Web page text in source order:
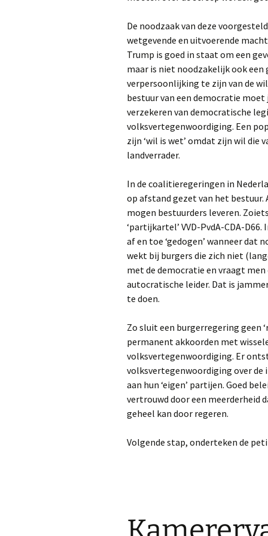
De noodzaak van deze
wetgevende en uitvoerende
Trump is goed in staat om een
maar is niet noodzakelijk ook een
verpersoonlijking te zijn van de
bestuur van een democratie
verzekeren van democratische
volksvertegenwoordiging. Een
zijn ‘wil is wet’ omdat zijn wil die
landverrader.
In de coalitieregeringen in
op afstand gezet van het
mogen bestuurders leveren.
‘partijkartel’ VVD-PvdA-CDA-
af en toe ‘gedogen’ wanneer dat
wekt bij burgers die zich niet
met de democratie en vraagt
autocratische leider. Dat is
te doen.
Zo sluit een burgerregering geen
permanent akkoorden met
volksvertegenwoordiging. Er
volksvertegenwoordiging over
aan hun ‘eigen’ partijen. Goed
vertrouwd door een meerderheid
geheel kan door regeren.
Volgende stap, onderteken de